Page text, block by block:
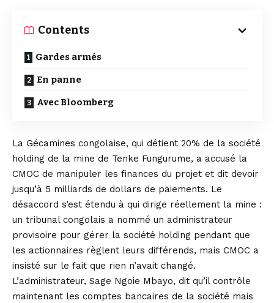
Contents
Gardes armés
En panne
Avec Bloomberg
La Gécamines congolaise, qui détient 20% de la société
holding de la mine de Tenke Fungurume, a accusé la
CMOC de manipuler les finances du projet et dit devoir
jusqu’à 5 milliards de dollars de paiements. Le
désaccord s’est étendu à qui dirige réellement la mine :
un tribunal congolais a nommé un administrateur
provisoire pour gérer la société holding pendant que
les actionnaires règlent leurs différends, mais CMOC a
insisté sur le fait que rien n’avait changé.
L’administrateur, Sage Ngoie Mbayo, dit qu’il contrôle
maintenant les comptes bancaires de la société mais